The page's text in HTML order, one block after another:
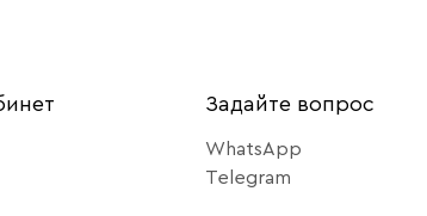
Задайте вопрос
WhatsApp
Telegram